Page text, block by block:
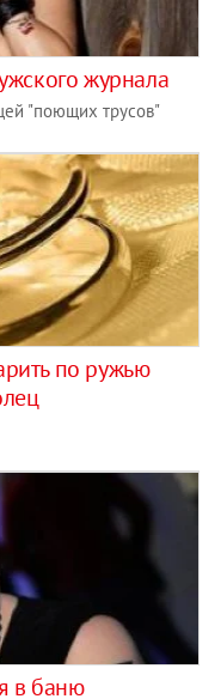
журнала
"поющих трусов"
по ружью
в баню